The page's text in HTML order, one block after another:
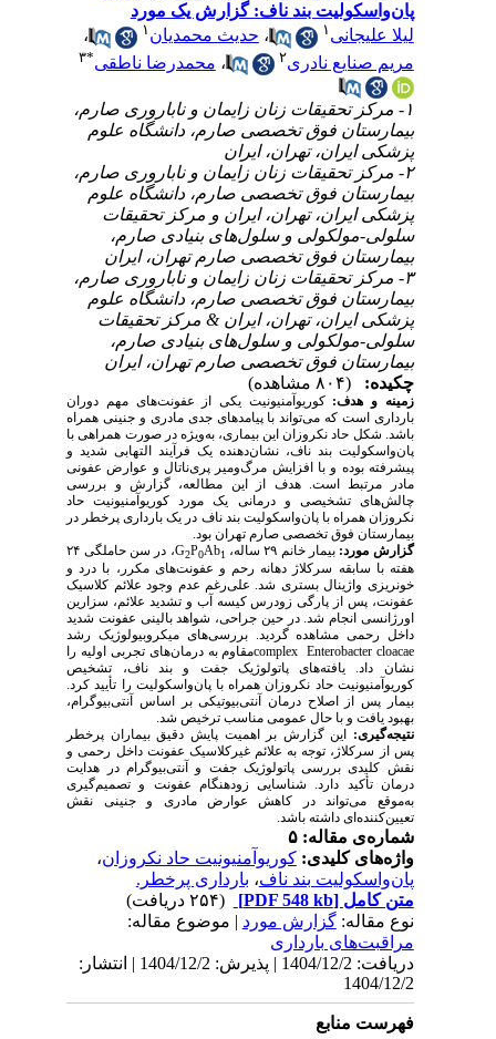
پان‌واسکولیت بند ناف: گزارش یک مورد
لیلا علیجانی
،حدیث محمدیان ۱
،
مریم صنایع نادری
،محمدرضا ناطقی ۳
۱- مرکز تحقیقات زنان زایمان و ناباروری صارم،
بیمارستان فوق تخصصی صارم، دانشگاه علوم
پزشکی ایران، تهران، ایران
۲- مرکز تحقیقات زنان زایمان و ناباروری صارم،
بیمارستان فوق تخصصی صارم، دانشگاه علوم
پزشکی ایران، تهران، ایران و مرکز تحقیقات
سلولی-مولکولی و سلول‌های بنیادی صارم،
بیمارستان فوق تخصصی صارم تهران، ایران
۳- مرکز تحقیقات زنان زایمان و ناباروری صارم،
بیمارستان فوق تخصصی صارم، دانشگاه علوم
پزشکی ایران، تهران، ایران & مرکز تحقیقات
سلولی-مولکولی و سلول‌های بنیادی صارم،
بیمارستان فوق تخصصی صارم تهران، ایران
چکیده:
زمینه و هدف:کوریوآمنیونیت یکی از عفونت‌های مهم دوران
بارداری است که می‌تواند با پیامدهای جدی مادری و جنینی همراه
باشد. شکل حاد نکروزان این بیماری، به‌ویژه در صورت همراهی با
پان‌واسکولیت بند ناف، نشان‌دهنده یک فرآیند التهابی شدید و
پیشرفته بوده و با افزایش مرگ‌ومیر پری‌ناتال و عوارض عفونی
مادر مرتبط است. هدف از این مطالعه، گزارش و بررسی
چالش‌های تشخیصی و درمانی یک مورد کوریوآمنیونیت حاد
نکروزان همراه با پان‌واسکولیت بند ناف در یک بارداری پرخطر در
بیمارستان فوق تخصصی صارم تهران بود.
گزارش مورد: بیمار خانم ۲۹ ساله، G2P0Ab1
، در سن حاملگی ۲۴
هفته با سابقه سرکلاژ دهانه رحم و عفونت‌های مکرر، با درد و
خونریزی واژینال بستری شد. علی‌رغم عدم وجود علائم کلاسیک
عفونت، پس از پارگی زودرس کیسه آب و تشدید علائم، سزارین
اورژانسی انجام شد. در حین جراحی، شواهد بالینی عفونت شدید
داخل رحمی مشاهده گردید. بررسی‌های میکروبیولوژیک رشد
Enterobacter cloacae
complexمقاوم به درمان‌های تجربی اولیه را
نشان داد. یافته‌های پاتولوژیک جفت و بند ناف، تشخیص
کوریوآمنیونیت حاد نکروزان همراه با پان‌واسکولیت را تأیید کرد.
بیمار پس از اصلاح درمان آنتی‌بیوتیکی بر اساس آنتی‌بیوگرام،
بهبود یافت و با حال عمومی مناسب ترخیص شد.
نتیجه‌گیری:این گزارش بر اهمیت پایش دقیق بیماران پرخطر
پس از سرکلاژ، توجه به علائم غیرکلاسیک عفونت داخل رحمی و
نقش کلیدی بررسی پاتولوژیک جفت و آنتی‌بیوگرام در هدایت
درمان تأکید دارد. شناسایی زودهنگام عفونت و تصمیم‌گیری
به‌موقع می‌تواند در کاهش عوارض مادری و جنینی نقش
تعیین‌کننده‌ای داشته باشد.
شماره‌ی مقاله: ۵
واژه‌های کلیدی:کوریوآمنیونیت حاد نکروزان ،
پان‌واسکولیت بند ناف،بارداری پرخطر.
متن کامل[PDF 548 kb]
نوع مقاله:گزارش مورد | موضوع مقاله:
مراقبت‌های بارداری
دریافت: 1404/12/2 | پذیرش: 1404/12/2 | انتشار:
1404/12/2
فهرست منابع